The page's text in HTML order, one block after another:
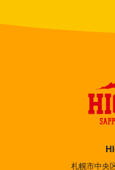
札幌市中央